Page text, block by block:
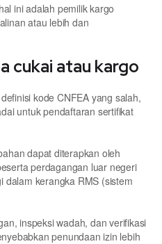
ini adalah pemilik kargo
atau lebih dan
cukai atau kargo
kode CNFEA yang salah,
untuk pendaftaran sertifikat
dapat diterapkan oleh
perdagangan luar negeri
dalam kerangka RMS (sistem
inspeksi wadah, dan verifikasi
penundaan izin lebih